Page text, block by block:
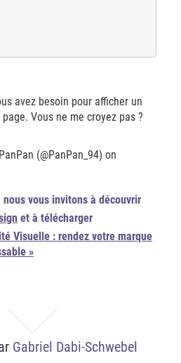
avez besoin pour afficher un
Vous ne me croyez pas ?
(@PanPan_94) on
vous invitons à découvrir
et à télécharger
Visuelle : rendez votre marque
»
Gabriel Dabi-Schwebel